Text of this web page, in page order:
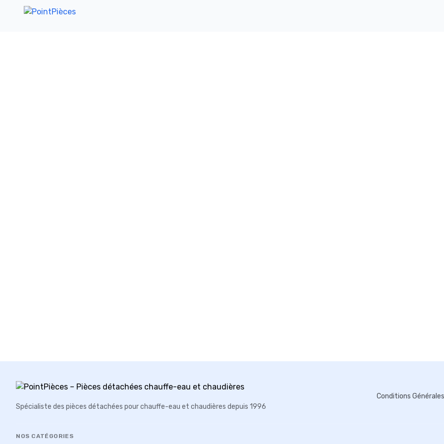
Spécialiste des pièces détachées pour chauffe-eau et chaudières depuis 1996
Conditions
NOS CATÉGORIES